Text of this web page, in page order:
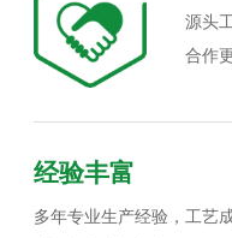
源头
合作
经验丰富
多年专业生产经验，工艺